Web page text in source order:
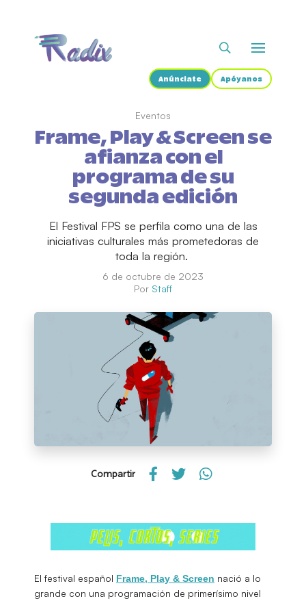
Anúnciate Apóyanos
Eventos
Frame, Play & Screen se
afianza con el
programa de su
segunda edición
El Festival FPS se perfila como una de las
iniciativas culturales más prometedoras de
toda la región.
6 de octubre de 2023
Por Staff
Compartir
El festival español Frame, Play & Screen nació a lo
grande con una programación de primerísimo nivel